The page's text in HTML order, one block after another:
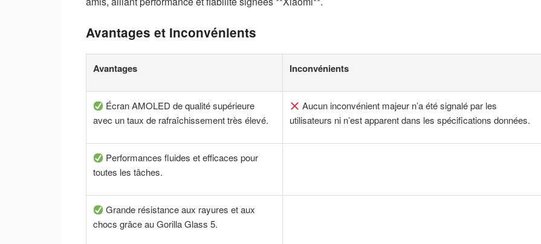
Avantages et Inconvénients
Avantages Inconvénients
Écran AMOLED de qualité supérieure
avec un taux de rafraîchissement très élevé.
Aucun inconvénient majeur n’a été signalé par les
utilisateurs ni n’est apparent dans les spécifications données.
Performances fluides et efficaces pour
toutes les tâches.
Grande résistance aux rayures et aux
chocs grâce au Gorilla Glass 5.